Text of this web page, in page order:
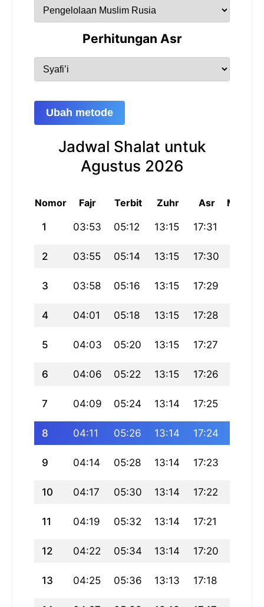
Perhitungan Asr
Ubah metode
Jadwal Shalat untuk
Agustus 2026
Nomor Fajr Terbit Zuhr Asr
1 03:53 05:12 13:15 17:31
2 03:55 05:14 13:15 17:30
3 03:58 05:16 13:15 17:29
4 04:01 05:18 13:15 17:28
5 04:03 05:20 13:15 17:27
6 04:06 05:22 13:15 17:26
7 04:09 05:24 13:14 17:25
8 04:11 05:26 13:14 17:24
9 04:14 05:28 13:14 17:23
10 04:17 05:30 13:14 17:22
11 04:19 05:32 13:14 17:21
12 04:22 05:34 13:14 17:20
13 04:25 05:36 13:13 17:18